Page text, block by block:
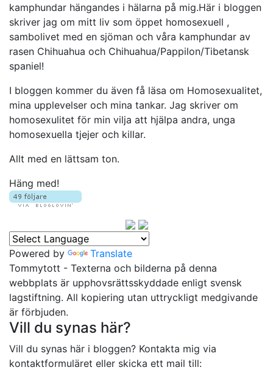
kamphundar hängandes i hälarna på mig.Här i bloggen
skriver jag om mitt liv som öppet homosexuell ,
sambolivet med en sjöman och våra kamphundar av
rasen Chihuahua och Chihuahua/Pappilon/Tibetansk
spaniel!
I bloggen kommer du även få läsa om Homosexualitet,
mina upplevelser och mina tankar. Jag skriver om
homosexulitet för min vilja att hjälpa andra, unga
homosexuella tjejer och killar.
Allt med en lättsam ton.
Häng med!
Powered by
Translate
Tommytott - Texterna och bilderna på denna
webbplats är upphovsrättsskyddade enligt svensk
lagstiftning. All kopiering utan uttryckligt medgivande
är förbjuden.
Vill du synas här?
Vill du synas här i bloggen? Kontakta mig via
kontaktformuläret eller skicka ett mail till: